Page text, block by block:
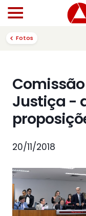
Fotos
Justiça -
20/11/2018